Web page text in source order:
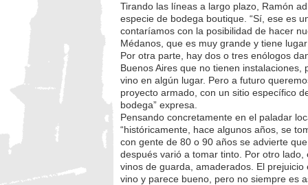
Tirando las líneas a largo plazo, Ramón
especie de bodega boutique. “Sí, ese es
contaríamos con la posibilidad de hacer
Médanos, que es muy grande y tiene
Por otra parte, hay dos o tres enólogos
Buenos Aires que no tienen
vino en algún lugar. Pero a futuro
proyecto armado, con un sitio específico
bodega” expresa.
Pensando concretamente en el paladar
“históricamente, hace algunos años, se
con gente de 80 o 90 años se advierte
después varió a tomar tinto. Por otro
vinos de guarda, amaderados. El
vino y parece bueno, pero no siempre es